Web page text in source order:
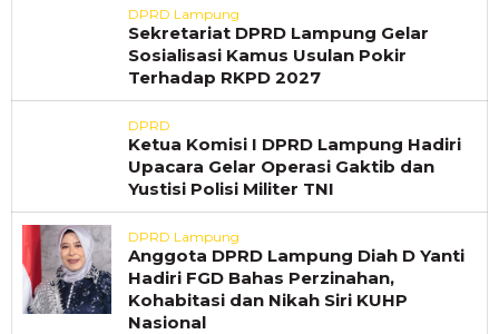
DPRD Lampung
Sekretariat DPRD Lampung Gelar
Sosialisasi Kamus Usulan Pokir
Terhadap RKPD 2027
DPRD
Ketua Komisi I DPRD Lampung Hadiri
Upacara Gelar Operasi Gaktib dan
Yustisi Polisi Militer TNI
DPRD Lampung
Anggota DPRD Lampung Diah D Yanti
Hadiri FGD Bahas Perzinahan,
Kohabitasi dan Nikah Siri KUHP
Nasional